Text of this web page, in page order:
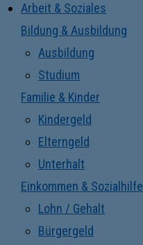
Arbeit & Soziales
Bildung & Ausbildung
Ausbildung
Studium
Familie & Kinder
Kindergeld
Elterngeld
Unterhalt
Einkommen & Sozialhilfe
Lohn / Gehalt
Bürgergeld